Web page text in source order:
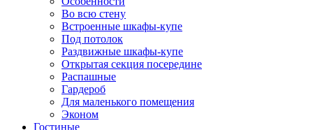
Во всю стену
Встроенные шкафы-купе
Под потолок
Раздвижные шкафы-купе
Открытая секция посередине
Распашные
Гардероб
Для маленького помещения
Эконом
Гостиные